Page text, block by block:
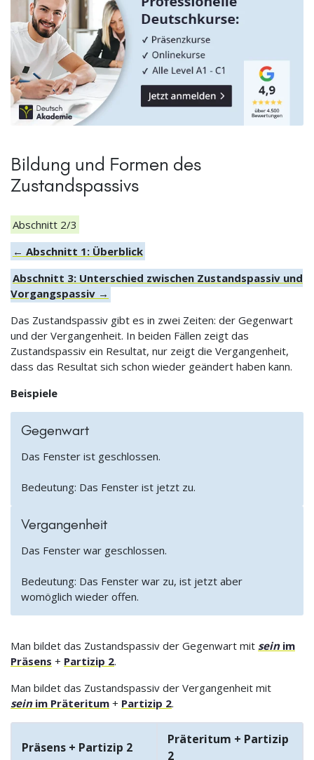
Bildung und Formen des
Zustandspassivs
Abschnitt 2/3
← Abschnitt 1: Überblick
Abschnitt 3: Unterschied zwischen Zustandspassiv und
Vorgangspassiv →
Das Zustandspassiv gibt es in zwei Zeiten: der Gegenwart
und der Vergangenheit. In beiden Fällen zeigt das
Zustandspassiv ein Resultat, nur zeigt die Vergangenheit,
dass das Resultat sich schon wieder geändert haben kann.
Beispiele
Gegenwart
Das Fenster ist geschlossen.
Bedeutung: Das Fenster ist jetzt zu.
Vergangenheit
Das Fenster war geschlossen.
Bedeutung: Das Fenster war zu, ist jetzt aber
womöglich wieder offen.
Man bildet das Zustandspassiv der Gegenwart mit seinim
Präsens + Partizip 2.
Man bildet das Zustandspassiv der Vergangenheit mit
seinim Präteritum + Partizip 2.
Präsens + Partizip 2
Präteritum + Partizip
2